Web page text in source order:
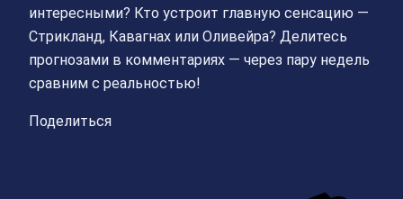
интересными? Кто устроит главную сенсацию —
Стрикланд, Кавагнах или Оливейра? Делитесь
прогнозами в комментариях — через пару недель
сравним с реальностью!
Поделиться